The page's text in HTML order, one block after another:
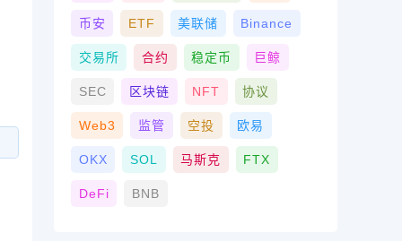
币安 ETF 美联储 Binance
交易所 合约 稳定币 巨鲸
SEC 区块链 NFT 协议
Web3 监管 空投 欧易
OKX SOL 马斯克 FTX
DeFi BNB